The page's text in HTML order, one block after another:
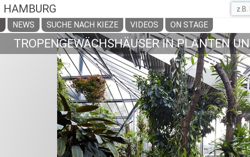
HAMBURG
NEWS SUCHE NACH KIEZE VIDEOS ON STAGE
TROPENGEWÄCHSHÄUSER IN PLANTEN